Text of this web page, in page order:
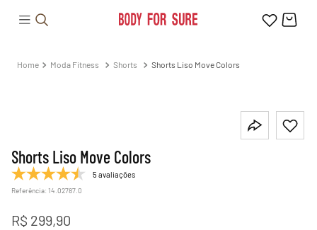
Moda Fitness Shorts Shorts Liso Move Colors
Shorts Liso Move Colors
5 avaliações
Referência: 14.02787.0
R$ 299,90